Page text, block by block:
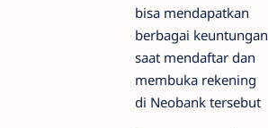
bisa mendapatkan
berbagai keuntungan
saat mendaftar dan
membuka rekening
di Neobank tersebut